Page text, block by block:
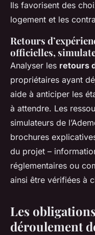
Ils favorisent des
logement et les
Retours
officielles,
Analyser les retours
propriétaires ayant
aide à anticiper les
à attendre. Les
simulateurs de
brochures
du projet –
réglementaires ou
ainsi être vérifiées à
Les
déroulement